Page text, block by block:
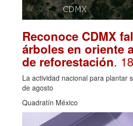
Reconoce CDMX
árboles en oriente
de reforestación.
La actividad nacional para plantar
de agosto
Quadratín México